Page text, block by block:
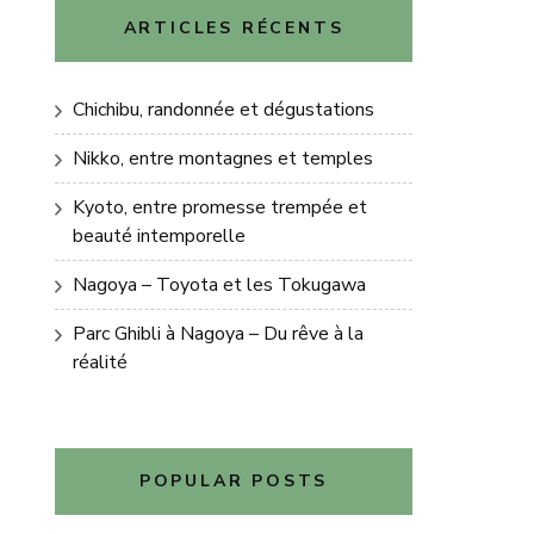
ARTICLES RÉCENTS
Chichibu, randonnée et dégustations
Nikko, entre montagnes et temples
Kyoto, entre promesse trempée et
beauté intemporelle
Nagoya – Toyota et les Tokugawa
Parc Ghibli à Nagoya – Du rêve à la
réalité
POPULAR POSTS